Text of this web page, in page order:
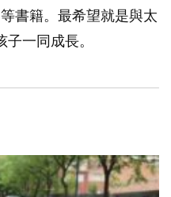
書籍。最希望就是與太
一同成長。